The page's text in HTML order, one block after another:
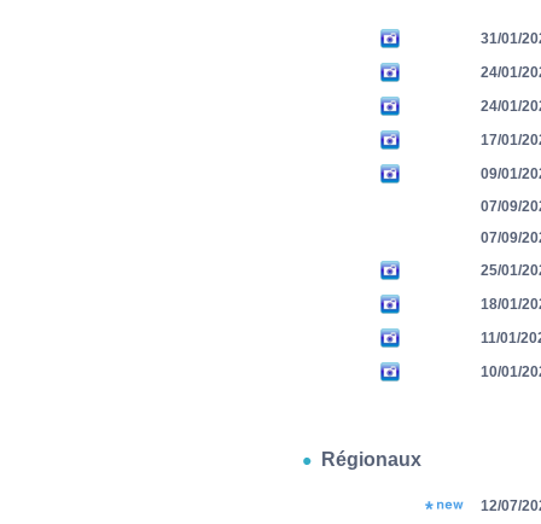
31/01/
24/01/
24/01/
17/01/
09/01/
07/09/
07/09/
25/01/
18/01/
11/01/
10/01/
Régionaux
12/07/